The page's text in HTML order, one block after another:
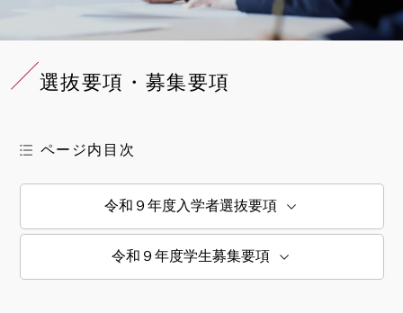
ン
へ
選抜要項・募集要項
ページ内目次
令和９年度入学者選抜要項
令和９年度学生募集要項